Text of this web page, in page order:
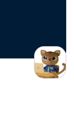
close
rápidas